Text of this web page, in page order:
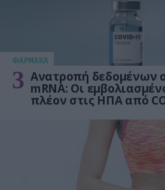
ΦΑΡΜΑΚΑ
3 Ανατροπή δεδομένων
mRNA: Οι
πλέον στις ΗΠΑ από